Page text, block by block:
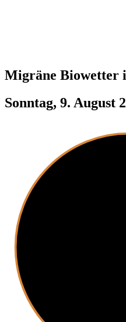
Migräne Biowetter
Sonntag, 9. August